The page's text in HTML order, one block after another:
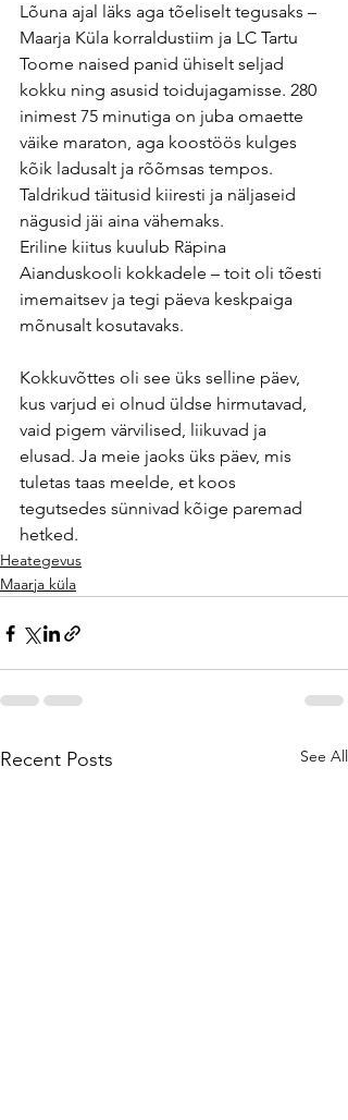
Lõuna ajal läks aga tõeliselt tegusaks –
Maarja Küla korraldustiim ja LC Tartu
Toome naised panid ühiselt seljad
kokku ning asusid toidujagamisse. 280
inimest 75 minutiga on juba omaette
väike maraton, aga koostöös kulges
kõik ladusalt ja rõõmsas tempos.
Taldrikud täitusid kiiresti ja näljaseid
nägusid jäi aina vähemaks.
Eriline kiitus kuulub Räpina
Aianduskooli kokkadele – toit oli tõesti
imemaitsev ja tegi päeva keskpaiga
mõnusalt kosutavaks.
Kokkuvõttes oli see üks selline päev,
kus varjud ei olnud üldse hirmutavad,
vaid pigem värvilised, liikuvad ja
elusad. Ja meie jaoks üks päev, mis
tuletas taas meelde, et koos
tegutsedes sünnivad kõige paremad
hetked.
Heategevus
Maarja küla
Recent Posts See All